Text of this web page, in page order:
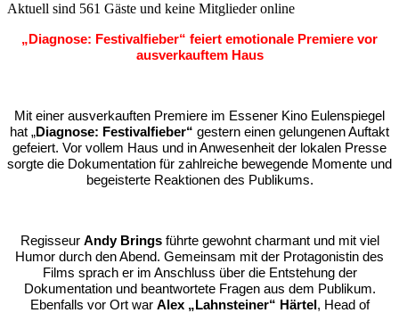
Aktuell sind 561 Gäste und keine Mitglieder online
„Diagnose: Festivalfieber“ feiert emotionale Premiere vor
ausverkauftem Haus
Mit einer ausverkauften Premiere im Essener Kino Eulenspiegel
hat „Diagnose: Festivalfieber“ gestern einen gelungenen Auftakt
gefeiert. Vor vollem Haus und in Anwesenheit der lokalen Presse
sorgte die Dokumentation für zahlreiche bewegende Momente und
begeisterte Reaktionen des Publikums.
Regisseur Andy Bringsführte gewohnt charmant und mit viel
Humor durch den Abend. Gemeinsam mit der Protagonistin des
Films sprach er im Anschluss über die Entstehung der
Dokumentation und beantwortete Fragen aus dem Publikum.
Ebenfalls vor Ort war Alex „Lahnsteiner“ Härtel , Head of